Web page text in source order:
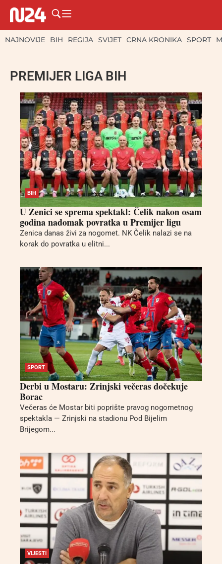
NAJNOVIJE BIH REGIJA SVIJET CRNA KRONIKA SPORT
PREMIJER LIGA BIH
BIH
U Zenici se sprema spektakl: Čelik nakon osam
godina nadomak povratka u Premijer ligu
Zenica danas živi za nogomet. NK Čelik nalazi se na
korak do povratka u elitni...
SPORT
Derbi u Mostaru: Zrinjski večeras dočekuje
Borac
Večeras će Mostar biti poprište pravog nogometnog
spektakla — Zrinjski na stadionu Pod Bijelim
Brijegom...
VIJESTI